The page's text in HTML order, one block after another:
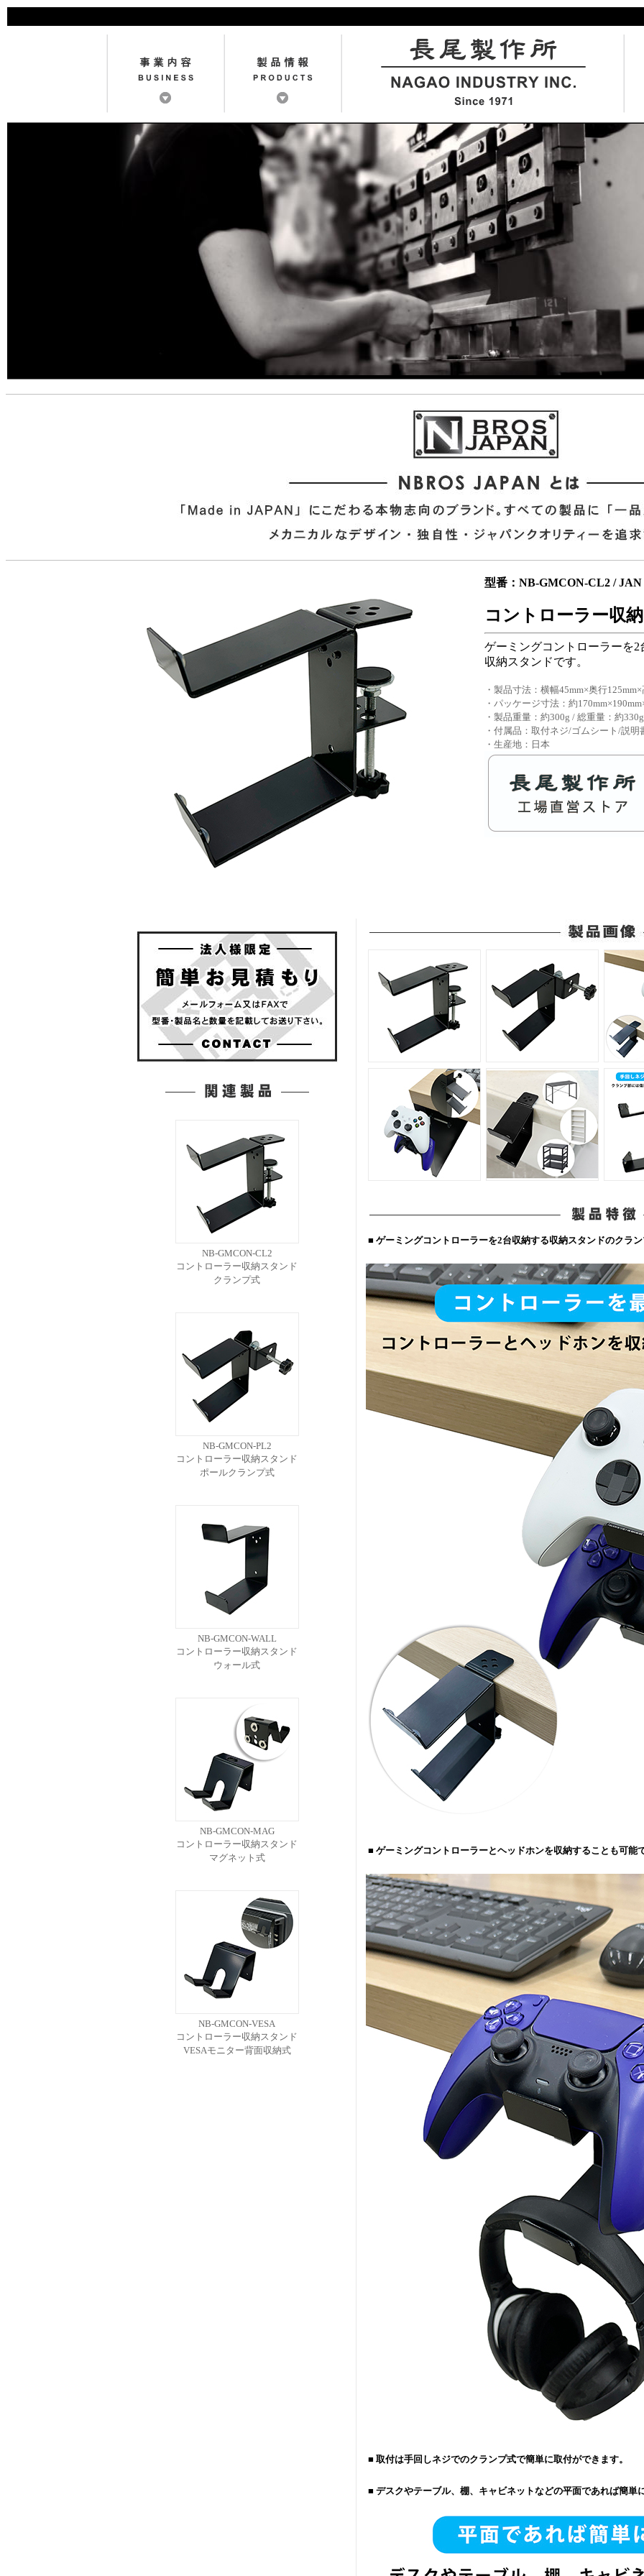
型番：NB-GMCON-CL2 / JAN
コントローラー収
ゲーミングコントローラーを
収納スタンドです。
・製品寸法：横幅45mm×奥行
・パッケージ寸法：約
・製品重量：約300g / 総重量：約330g
・付属品：取付ネジ/ゴムシート/説明
・生産地：日本
NB-GMCON-CL2
コントローラー収納スタンド
クランプ式
NB-GMCON-PL2
コントローラー収納スタンド
ポールクランプ式
NB-GMCON-WALL
コントローラー収納スタンド
ウォール式
NB-GMCON-MAG
コントローラー収納スタンド
マグネット式
NB-GMCON-VESA
コントローラー収納スタンド
VESAモニター背面収納式
■ ゲーミングコントローラーを2台収納する収納スタンドのクラ
■ ゲーミングコントローラーとヘッドホンを収納することも可能
■ 取付は手回しネジでのクランプ式で簡単に取付ができます。
■ デスクやテーブル、棚、キャビネットなどの平面であれば簡単